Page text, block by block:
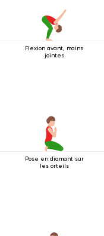
Flexion avant, mains
jointes
Pose en diamant sur
les orteils